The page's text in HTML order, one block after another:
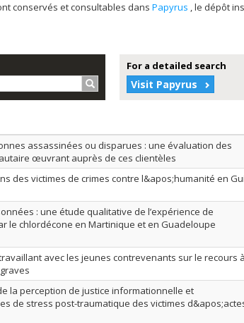
conservés et consultables dans Papyrus , le dépôt
Search…
For a detailed search
Visit Papyrus
order
assassinées ou disparues : une évaluation des
œuvrant auprès de ces clientèles
des victimes de crimes contre l&apos;humanité en
: une étude qualitative de l’expérience de
le chlordécone en Martinique et en Guadeloupe
avec les jeunes contrevenants sur le recours
la perception de justice informationnelle et
de stress post-traumatique des victimes